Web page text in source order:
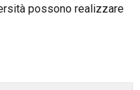
possono realizzare